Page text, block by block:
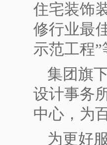
住宅装饰
修行业最
示范工程
集团旗
设计事务
中心，为
为更好